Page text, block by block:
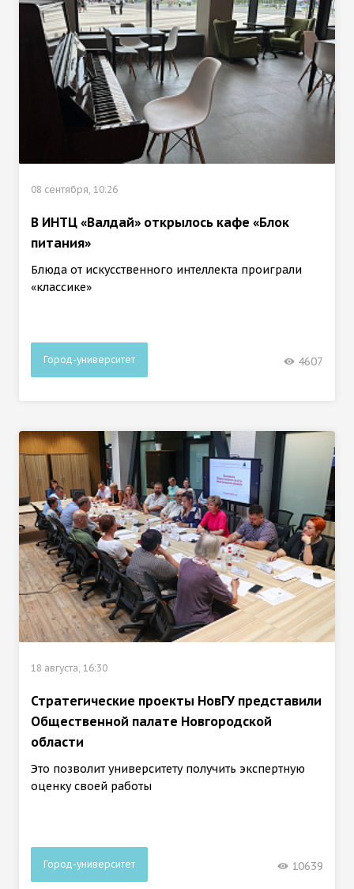
08 сентября, 10:26
В ИНТЦ «Валдай» открылось кафе «Блок
питания»
Блюда от искусственного интеллекта проиграли
«классике»
Город-университет 4607
18 августа, 16:30
Стратегические проекты НовГУ представили
Общественной палате Новгородской
области
Это позволит университету получить экспертную
оценку своей работы
Город-университет 10639